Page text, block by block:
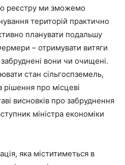
реєстру ми зможемо
територій практично
планувати подальшу
– отримувати витяги
вони чи очищені.
стан сільгоспземель,
про місцеві
висновків про забруднення
міністра економіки
яка міститиметься в